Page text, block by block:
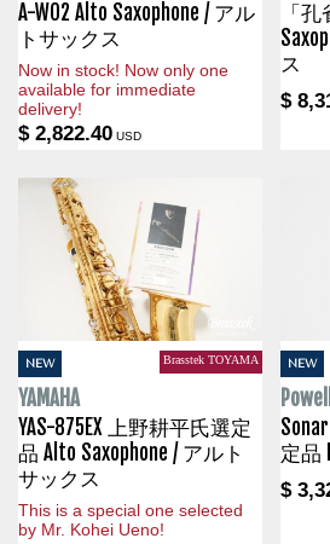
A-WO2 Alto Saxophone / アル
トサックス
Now in stock! Now only one
available for immediate
delivery!
$ 2,822.40 USD
「
ス
$
NEW Brasstek TOYAMA
YAMAHA
YAS-875EX 上野耕平氏選定
品 Alto Saxophone / アルト
サックス
This is a special one selected
by Mr. Kohei Ueno!
NEW
定品
$